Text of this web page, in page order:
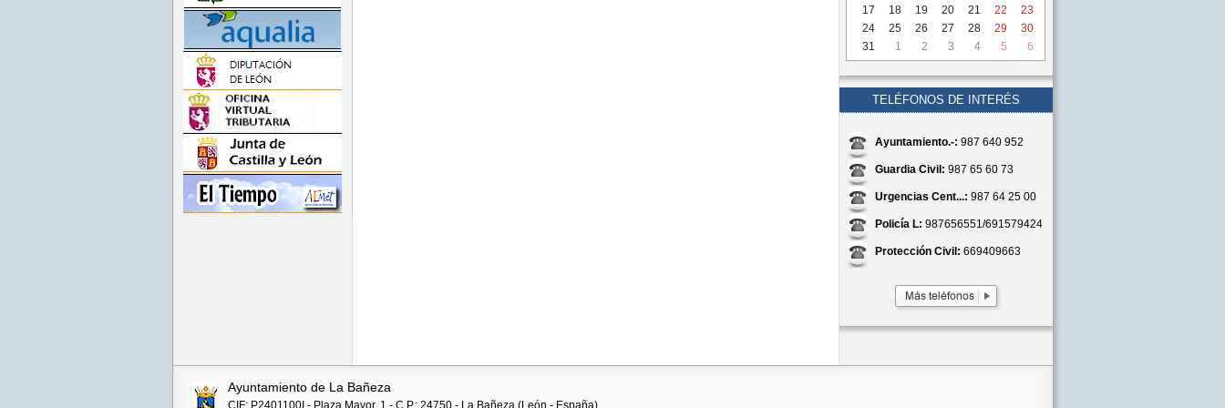
17 18 19 20 21 22
23
24
25 26 27 28 29
30
31
1 2 3 4 5 6
TELÉFONOS DE INTERÉS
Ayuntamiento.-: 987 640 952
Guardia Civil: 987 65 60 73
Urgencias Cent...: 987 64 25 00
Policía L: 987656551/691579424
Protección Civil: 669409663
Ayuntamiento de La Bañeza
CIF: P2401100I - Plaza Mayor, 1 - C.P.: 24750 - La Bañeza (León - España)